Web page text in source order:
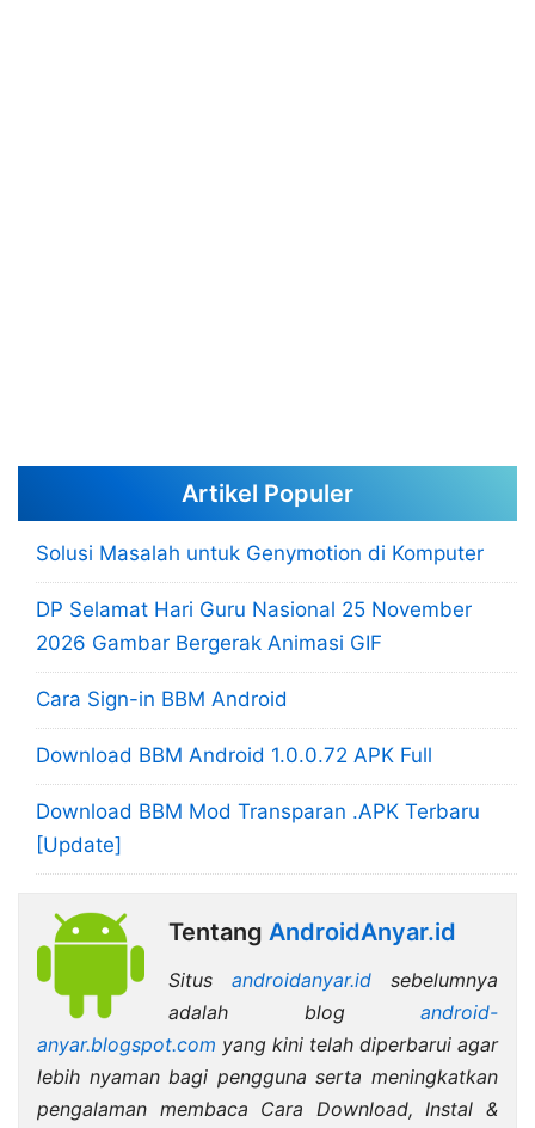
Artikel Populer
Solusi Masalah untuk Genymotion di Komputer
DP Selamat Hari Guru Nasional 25 November
2026 Gambar Bergerak Animasi GIF
Cara Sign-in BBM Android
Download BBM Android 1.0.0.72 APK Full
Download BBM Mod Transparan .APK Terbaru
[Update]
Tentang AndroidAnyar.id
Situs androidanyar.id sebelumnya
adalah blog android-
anyar.blogspot.com yang kini telah diperbarui agar
lebih nyaman bagi pengguna serta meningkatkan
pengalaman membaca Cara Download, Instal &